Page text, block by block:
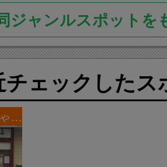
ジャンルスポットを
チェックしたス
すき焼き・しゃぶしゃぶ